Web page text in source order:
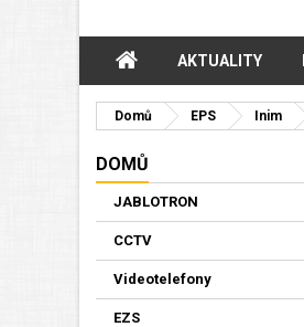
AKTUALITY
Domů EPS Inim
DOMŮ
JABLOTRON
CCTV
Videotelefony
EZS